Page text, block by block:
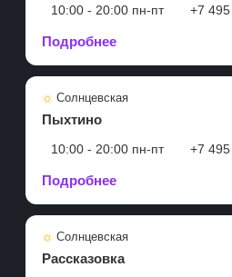
10:00 - 20:00 пн-пт +7
Подробнее
Солнцевская
Пыхтино
10:00 - 20:00 пн-пт +7
Подробнее
Солнцевская
Рассказовка